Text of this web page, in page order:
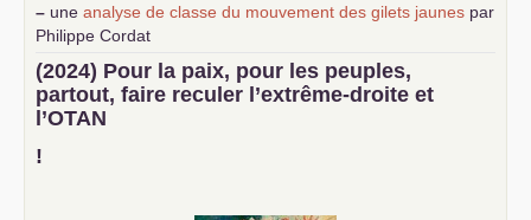
– une analyse de classe du mouvement des gilets jaunes par
Philippe Cordat
–un texte de Jean-Claude Delaunay
le marxisme est la
science sociale de notre temps
–un appel proposé aux partis communistes et ouvrier
d’Europe
–
(2024) Pour la paix, pour les peuples,
partout, faire reculer l’extrême-droite et
l’OTAN
!